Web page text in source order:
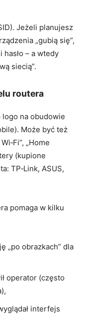
Jeżeli planujesz
„gubią się”,
– a wtedy
siecią”.
routera
na obudowie
Może być też
„Home
(kupione
TP‑Link, ASUS,
pomaga w kilku
„po obrazkach” dla
operator (często
interfejs